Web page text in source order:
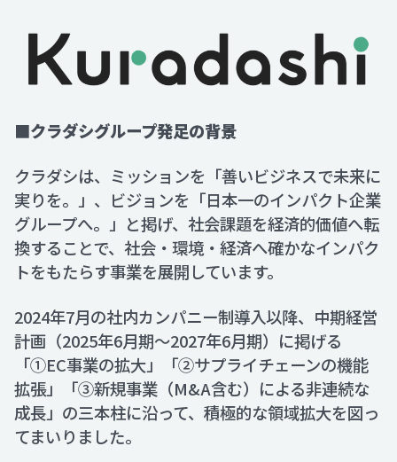
■クラダシグループ発足の背景
クラダシは、ミッションを「善いビジネスで未来に
実りを。」、ビジョンを「日本一のインパクト企業
グループへ。」と掲げ、社会課題を経済的価値へ転
換することで、社会・環境・経済へ確かなインパク
トをもたらす事業を展開しています。
2024年7月の社内カンパニー制導入以降、中期経営
計画（2025年6月期〜2027年6月期）に掲げる
「①EC事業の拡大」「②サプライチェーンの機能
拡張」「③新規事業（M&A含む）による非連続な
成長」の三本柱に沿って、積極的な領域拡大を図っ
てまいりました。